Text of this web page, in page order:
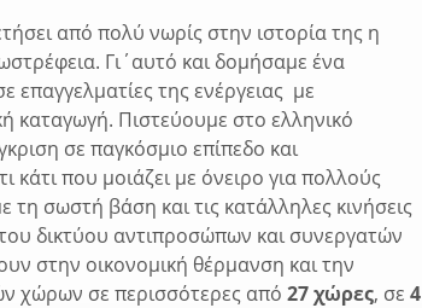
από πολύ νωρίς στην ιστορία της η
Γι΄αυτό και δομήσαμε ένα
της ενέργειας με
καταγωγή. Πιστεύουμε στο ελληνικό
σε παγκόσμιο επίπεδο και
κάτι που μοιάζει με όνειρο για πολλούς
σωστή βάση και τις κατάλληλες κινήσεις
δικτύου αντιπροσώπων και συνεργατών
στην οικονομική θέρμανση και την
χώρων σε περισσότερες από 27 χώρες, σε 4